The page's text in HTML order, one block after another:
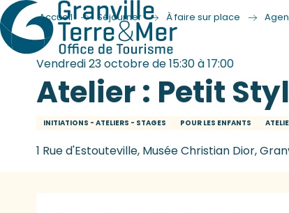
Accueil Séjourner À faire sur place
Vendredi 23 octobre de 15:30 à 17:00
Atelier : Petit
INITIATIONS - ATELIERS - STAGES POUR LES ENFANTS
1 Rue d'Estouteville, Musée Christian Dior,